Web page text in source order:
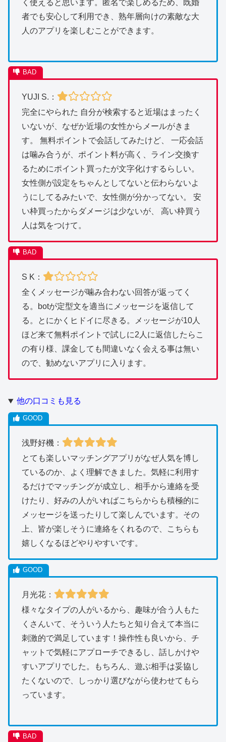
く使えると思います。匿名で楽しめるため、既婚
者でも安心して利用でき、熟年層向けの素敵な大
人のアプリを楽しむことができます。
YUJI S.：
完全にやられた 自分が検索すると近場はまったく
いないが、なぜか近場の女性からメールがきま
す。 無料ポイントで会話してみたけど、 一応会話
は噛み合うが、ポイント料が高く、ライン交換す
るためにポイント買ったが文字化けするらしい。
女性側が設定をちゃんとしてないと伝わらないよ
うにしてるみたいで、女性側が分かってない。 安
い枠買ったからダメージは少ないが、 高い枠買う
人は気をつけて。
S K：
全くメッセージが噛み合わない回答が返ってく
る。botが定型文を適当にメッセージを返信して
る。とにかくヒドイに尽きる。メッセージが10人
ほど来て無料ポイントで試しに2人に返信したらこ
の有り様、課金しても間違いなく会える事は無い
ので、勧めないアプリに入ります。
他の口コミも見る
浅野好機：
とても楽しいマッチングアプリがなぜ人気を博し
ているのか、よく理解できました。気軽に利用す
るだけでマッチングが成立し、相手から連絡を受
けたり、好みの人がいればこちらからも積極的に
メッセージを送ったりして楽しんでいます。その
上、皆が楽しそうに連絡をくれるので、こちらも
嬉しくなるほどやりやすいです。
月光花 ：
様々なタイプの人がいるから、趣味が合う人もた
くさんいて、そういう人たちと知り合えて本当に
刺激的で満足しています！操作性も良いから、チ
ャットで気軽にアプローチできるし、話しかけや
すいアプリでした。もちろん、遊ぶ相手は妥協し
たくないので、しっかり選びながら使わせてもら
っています。